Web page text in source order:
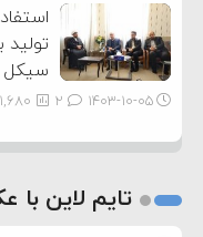
سیکل
۱۴۰۳-۱۰-۰۵ 1,680
تایم لاین